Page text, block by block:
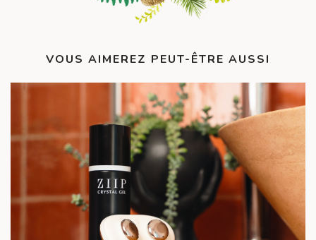
VOUS AIMEREZ PEUT-ÊTRE AUSSI